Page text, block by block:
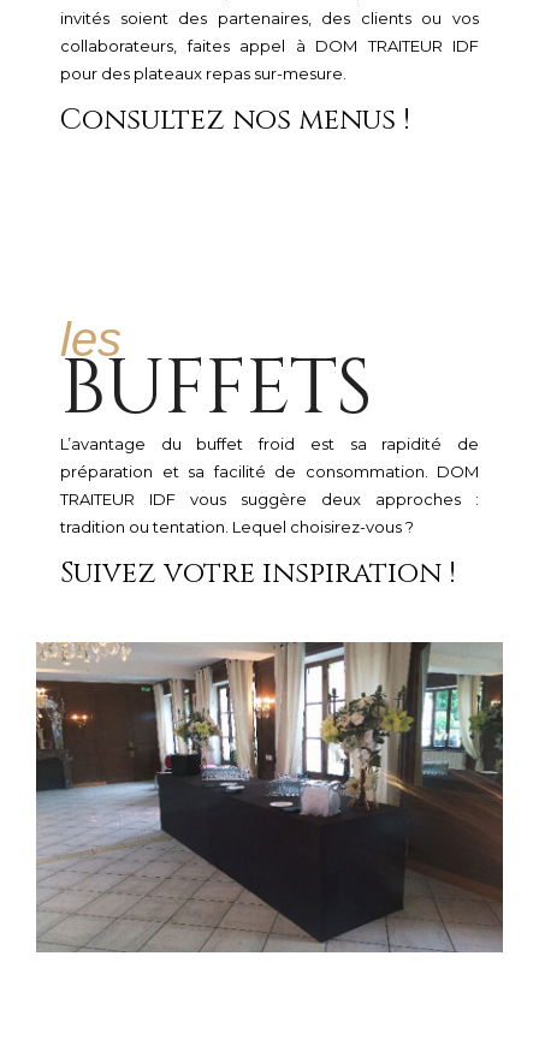
invités soient des partenaires, des clients ou vos
collaborateurs, faites appel à DOM TRAITEUR IDF
pour des plateaux repas sur-mesure.
Consultez nos menus !
les
BUFFETS
L’avantage du buffet froid est sa rapidité de
préparation et sa facilité de consommation. DOM
TRAITEUR IDF vous suggère deux approches :
tradition ou tentation. Lequel choisirez-vous ?
Suivez votre inspiration !